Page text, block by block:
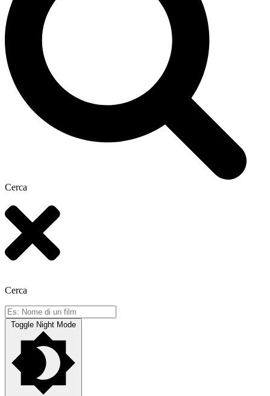
Cerca
Cerca
Toggle Night Mode